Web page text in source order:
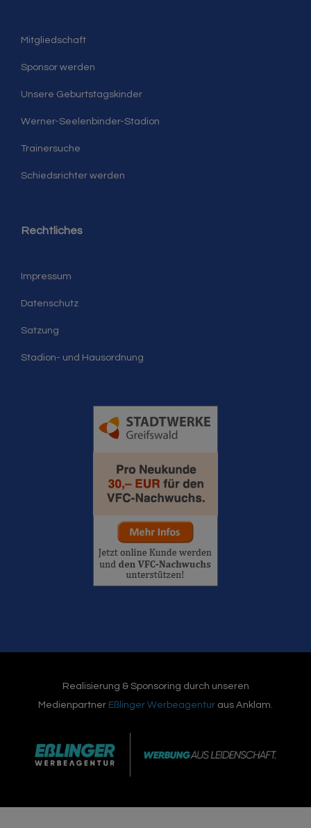
Mitgliedschaft
Sponsor werden
Unsere Geburtstagskinder
Werner-Seelenbinder-Stadion
Trainersuche
Schiedsrichter werden
Rechtliches
Impressum
Datenschutz
Satzung
Stadion- und Hausordnung
Realisierung & Sponsoring durch unseren
Medienpartner Eßlinger Werbeagentur aus Anklam.